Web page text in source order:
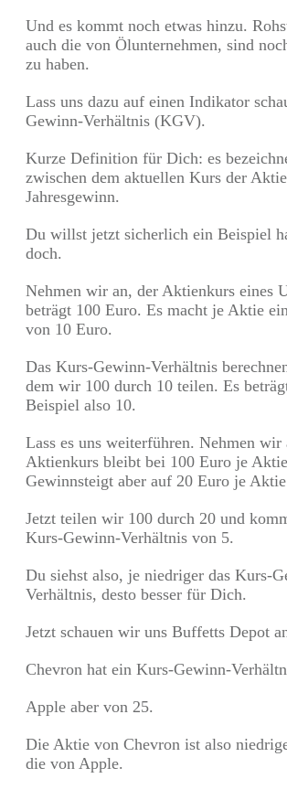
Und es kommt noch etwas hinzu.
auch die von Ölunternehmen, sind
zu haben.
Lass uns dazu auf einen Indikator
Gewinn-Verhältnis (KGV).
Kurze Definition für Dich: es
zwischen dem aktuellen Kurs der
Jahresgewinn.
Du willst jetzt sicherlich ein Beispiel
doch.
Nehmen wir an, der Aktienkurs eines
beträgt 100 Euro. Es macht je Aktie
von 10 Euro.
Das Kurs-Gewinn-Verhältnis
dem wir 100 durch 10 teilen. Es
Beispiel also 10.
Lass es uns weiterführen. Nehmen wir
Aktienkurs bleibt bei 100 Euro je
Gewinnsteigt aber auf 20 Euro je
Jetzt teilen wir 100 durch 20 und
Kurs-Gewinn-Verhältnis von 5.
Du siehst also, je niedriger das Kurs-
Verhältnis, desto besser für Dich.
Jetzt schauen wir uns Buffetts Depot
Chevron hat ein Kurs-Gewinn-
Apple aber von 25.
Die Aktie von Chevron ist also
die von Apple.